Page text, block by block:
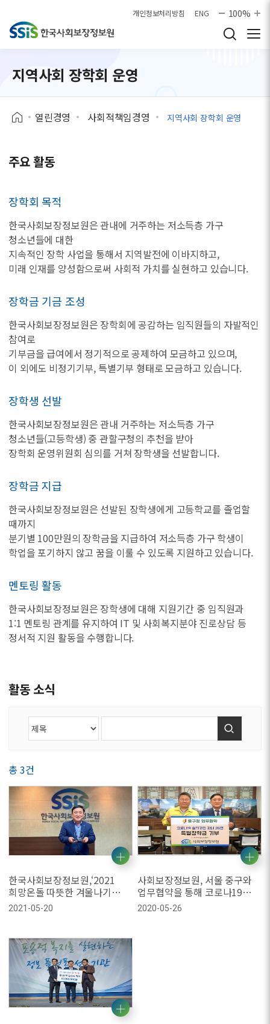
개인정보처리방침 ENG 100%
지역사회 장학회 운영
열린경영 사회적책임경영 지역사회 장학회 운영
주요 활동
장학회 목적
한국사회보장정보원은 관내에 거주하는 저소득층 가구
청소년들에 대한
지속적인 장학 사업을 통해서 지역발전에 이바지하고,
미래 인재를 양성함으로써 사회적 가치를 실현하고 있습니다.
장학금 기금 조성
한국사회보장정보원은 장학회에 공감하는 임직원들의 자발적인
참여로
기부금을 급여에서 정기적으로 공제하여 모금하고 있으며,
이 외에도 비정기기부, 특별기부 형태로 모금하고 있습니다.
장학생 선발
한국사회보장정보원은 관내 거주하는 저소득층 가구
청소년들(고등학생) 중 관할구청의 추천을 받아
장학회 운영위원회 심의를 거쳐 장학생을 선발합니다.
장학금 지급
한국사회보장정보원은 선발된 장학생에게 고등학교를 졸업할
때까지
분기별 100만원의 장학금을 지급하여 저소득층 가구 학생이
학업을 포기하지 않고 꿈을 이룰 수 있도록 지원하고 있습니다.
멘토링 활동
한국사회보장정보원은 장학생에 대해 지원기간 중 임직원과
1:1 멘토링 관계를 유지하여 IT 및 사회복지분야 진로상담 등
정서적 지원 활동을 수행합니다.
활동 소식
총 3건
한국사회보장정보원,‘2021
희망온돌 따뜻한 겨울나기
사업’우수기부 표창
2021-05-20
사회보장정보원, 서울 중구와
업무협약을 통해 코로나19
실직가정 청소년에게 장학금
후원
2020-05-26